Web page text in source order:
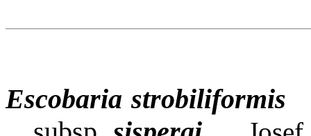
Escobaria strobiliformis